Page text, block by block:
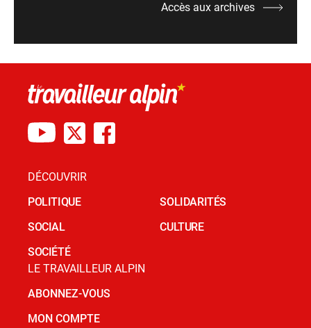
Accès aux archives
DÉCOUVRIR
POLITIQUE
SOCIAL
SOCIÉTÉ
SOLIDARITÉS
CULTURE
LE TRAVAILLEUR ALPIN
ABONNEZ-VOUS
MON COMPTE